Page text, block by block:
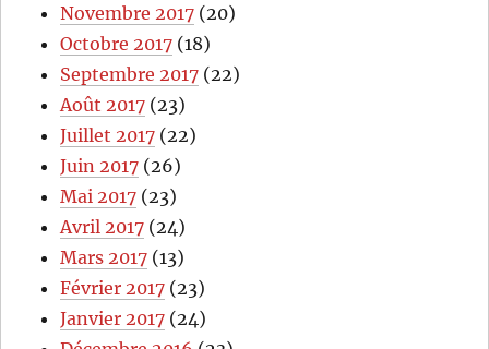
Novembre 2017 (20)
Octobre 2017 (18)
Septembre 2017 (22)
Août 2017 (23)
Juillet 2017 (22)
Juin 2017 (26)
Mai 2017 (23)
Avril 2017 (24)
Mars 2017 (13)
Février 2017 (23)
Janvier 2017 (24)